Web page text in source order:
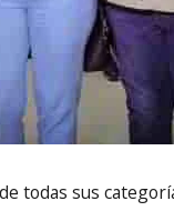
todas sus